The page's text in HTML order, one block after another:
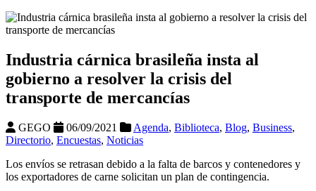
Industria cárnica brasileña insta al
gobierno a resolver la crisis del
transporte de mercancías
GEGO 06/09/2021 Agenda, Biblioteca, Blog, Business,
Directorio, Encuestas, Noticias
Los envíos se retrasan debido a la falta de barcos y contenedores y
los exportadores de carne solicitan un plan de contingencia.